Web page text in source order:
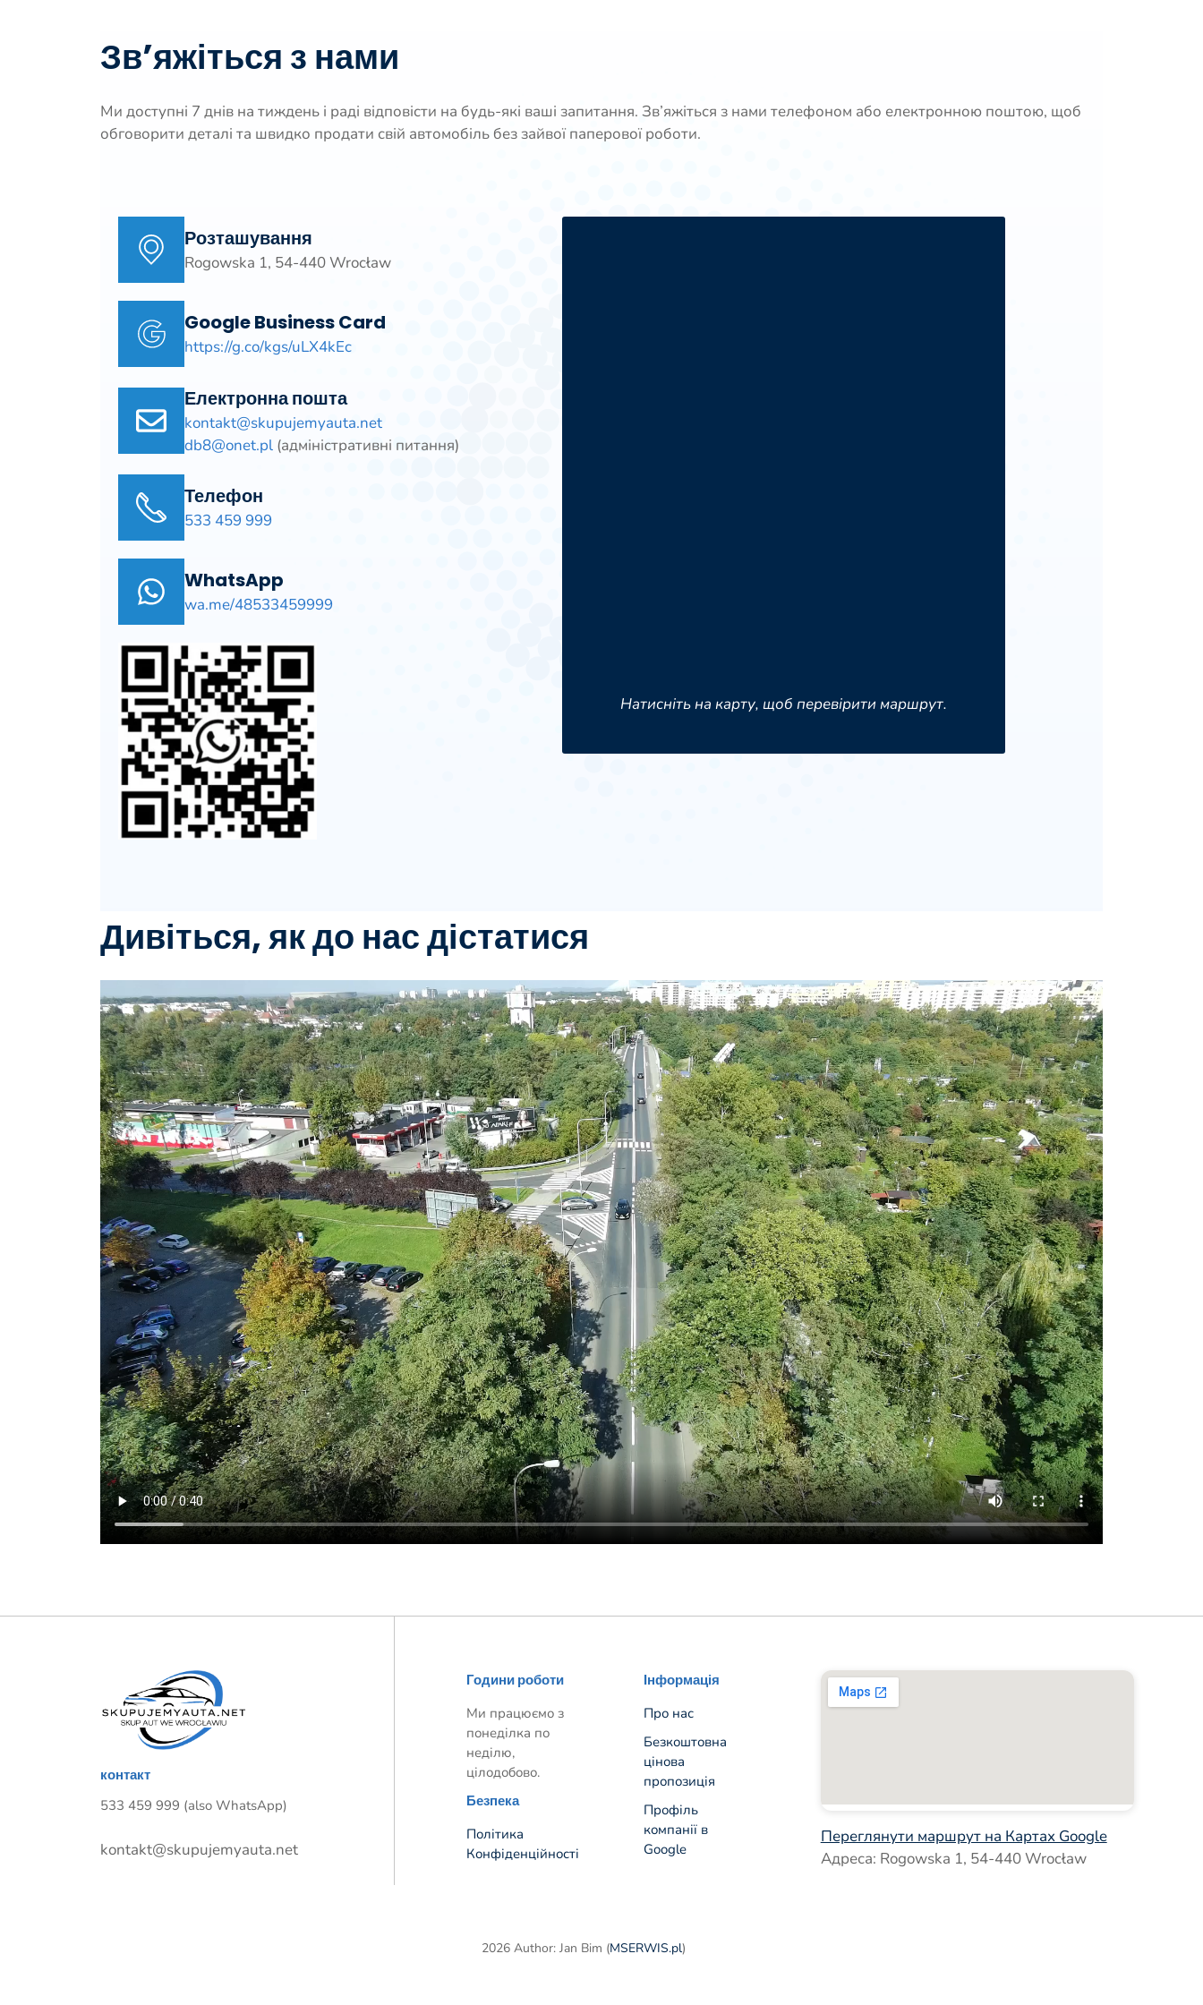
Зв’яжіться з нами
Ми доступні 7 днів на тиждень і раді відповісти на будь-які ваші запитання. Зв’яжіться з нами телефоном або електронною поштою, щоб
обговорити деталі та швидко продати свій автомобіль без зайвої паперової роботи.
Розташування
Rogowska 1, 54-440 Wrocław
Google Business Card
https://g.co/kgs/uLX4kEc
Електронна пошта
kontakt@skupujemyauta.net
db8@onet.pl (адміністративні питання)
Телефон
533 459 999
WhatsApp
wa.me/48533459999
Натисніть на карту, щоб перевірити маршрут.
Дивіться, як до нас дістатися
контакт
533 459 999 (also WhatsApp)
kontakt@skupujemyauta.net
Години роботи
Ми працюємо з
понеділка по
неділю,
цілодобово.
Безпека
Політика
Конфіденційності
Інформація
Про нас
Безкоштовна
цінова
пропозиція
Профіль
компанії в
Google
Переглянути маршрут на Картах Google
Адреса: Rogowska 1, 54-440 Wrocław
2026 Author: Jan Bim (MSERWIS.pl)